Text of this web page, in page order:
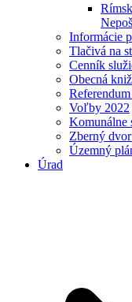
Informácie
Tlačivá na
Cenník
Obecná
Voľby 2022
Komunálne
Zberný
Územný
Úrad